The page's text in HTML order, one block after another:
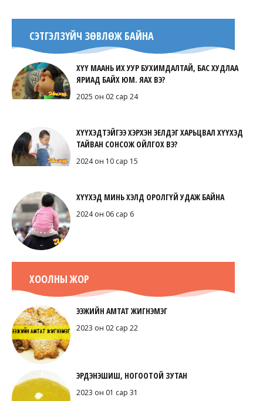
СЭТГЭЛЗҮЙЧ ЗӨВЛӨЖ БАЙНА
ХҮҮ МААНЬ ИХ УУР БУХИМДАЛТАЙ, БАС ХУДЛАА
ЯРИАД БАЙХ ЮМ. ЯАХ ВЭ?
2025 он 02 сар 24
ХҮҮХЭДТЭЙГЭЭ ХЭРХЭН ЭЕЛДЭГ ХАРЬЦВАЛ ХҮҮХЭД
ТАЙВАН СОНСОЖ ОЙЛГОХ ВЭ?
2024 он 10 сар 15
ХҮҮХЭД МИНЬ ХЭЛД ОРОЛГҮЙ УДАЖ БАЙНА
2024 он 06 сар 6
ХООЛНЫ ЖОР
ЭЭЖИЙН АМТАТ ЖИГНЭМЭГ
2023 он 02 сар 22
ЭРДЭНЭШИШ, НОГООТОЙ ЗУТАН
2023 он 01 сар 31